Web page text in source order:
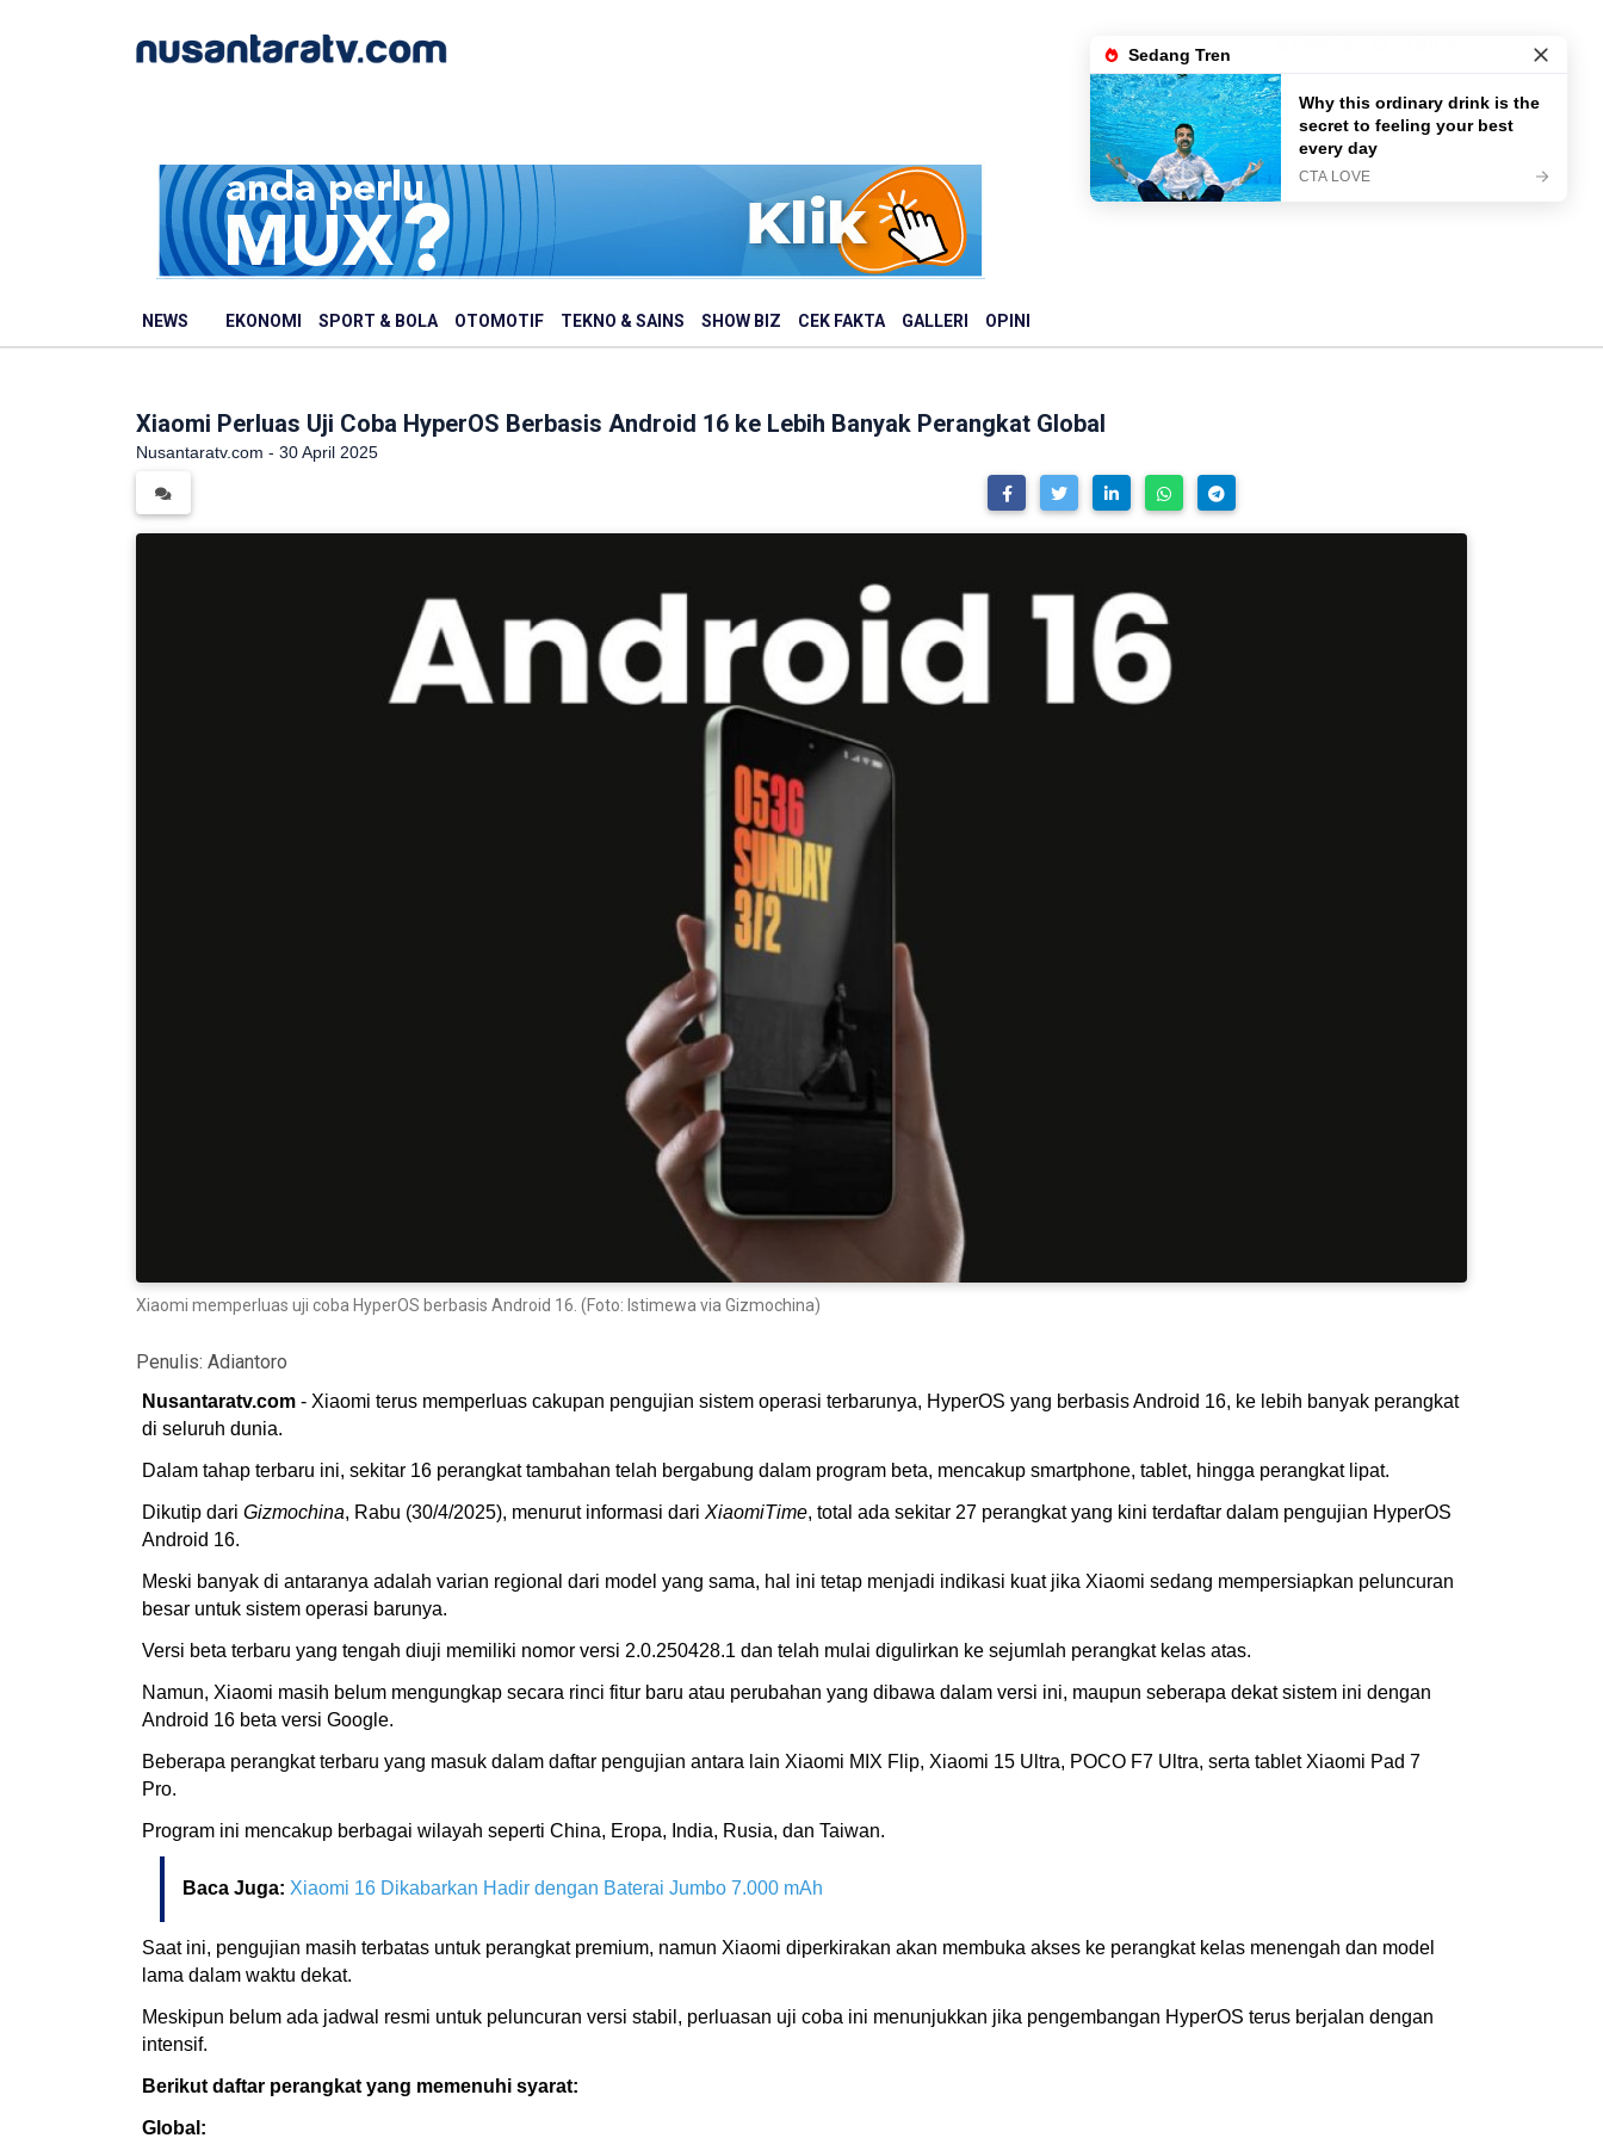
NEWS EKONOMI SPORT & BOLA OTOMOTIF TEKNO & SAINS SHOW BIZ CEK FAKTA GALLERI OPINI
Xiaomi Perluas Uji Coba HyperOS Berbasis Android 16 ke Lebih Banyak Perangkat Global
Nusantaratv.com - 30 April 2025
Xiaomi memperluas uji coba HyperOS berbasis Android 16. (Foto: Istimewa via Gizmochina)
Penulis: Adiantoro
Nusantaratv.com - Xiaomi terus memperluas cakupan pengujian sistem operasi terbarunya, HyperOS yang berbasis Android 16, ke lebih banyak perangkat
di seluruh dunia.
Dalam tahap terbaru ini, sekitar 16 perangkat tambahan telah bergabung dalam program beta, mencakup smartphone, tablet, hingga perangkat lipat.
Dikutip dari Gizmochina, Rabu (30/4/2025), menurut informasi dari XiaomiTime, total ada sekitar 27 perangkat yang kini terdaftar dalam pengujian HyperOS
Android 16.
Meski banyak di antaranya adalah varian regional dari model yang sama, hal ini tetap menjadi indikasi kuat jika Xiaomi sedang mempersiapkan peluncuran
besar untuk sistem operasi barunya.
Versi beta terbaru yang tengah diuji memiliki nomor versi 2.0.250428.1 dan telah mulai digulirkan ke sejumlah perangkat kelas atas.
Namun, Xiaomi masih belum mengungkap secara rinci fitur baru atau perubahan yang dibawa dalam versi ini, maupun seberapa dekat sistem ini dengan
Android 16 beta versi Google.
Beberapa perangkat terbaru yang masuk dalam daftar pengujian antara lain Xiaomi MIX Flip, Xiaomi 15 Ultra, POCO F7 Ultra, serta tablet Xiaomi Pad 7
Pro.
Program ini mencakup berbagai wilayah seperti China, Eropa, India, Rusia, dan Taiwan.
Baca Juga: Xiaomi 16 Dikabarkan Hadir dengan Baterai Jumbo 7.000 mAh
Saat ini, pengujian masih terbatas untuk perangkat premium, namun Xiaomi diperkirakan akan membuka akses ke perangkat kelas menengah dan model
lama dalam waktu dekat.
Meskipun belum ada jadwal resmi untuk peluncuran versi stabil, perluasan uji coba ini menunjukkan jika pengembangan HyperOS terus berjalan dengan
intensif.
Berikut daftar perangkat yang memenuhi syarat:
Global: